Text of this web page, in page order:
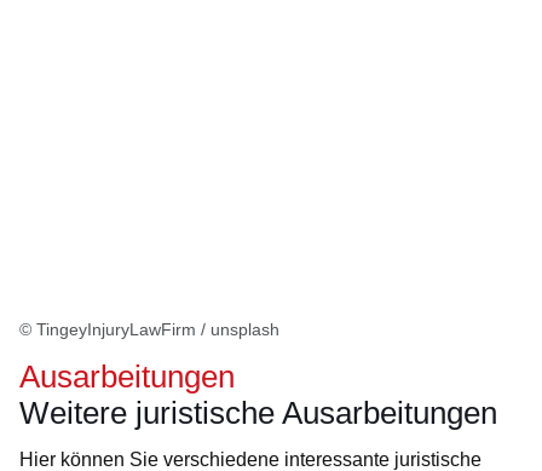
© TingeyInjuryLawFirm / unsplash
Ausarbeitungen
Weitere juristische Ausarbeitungen
Hier können Sie verschiedene interessante juristische